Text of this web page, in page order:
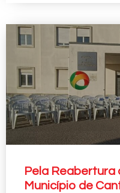
Pela Reabertura
Município de